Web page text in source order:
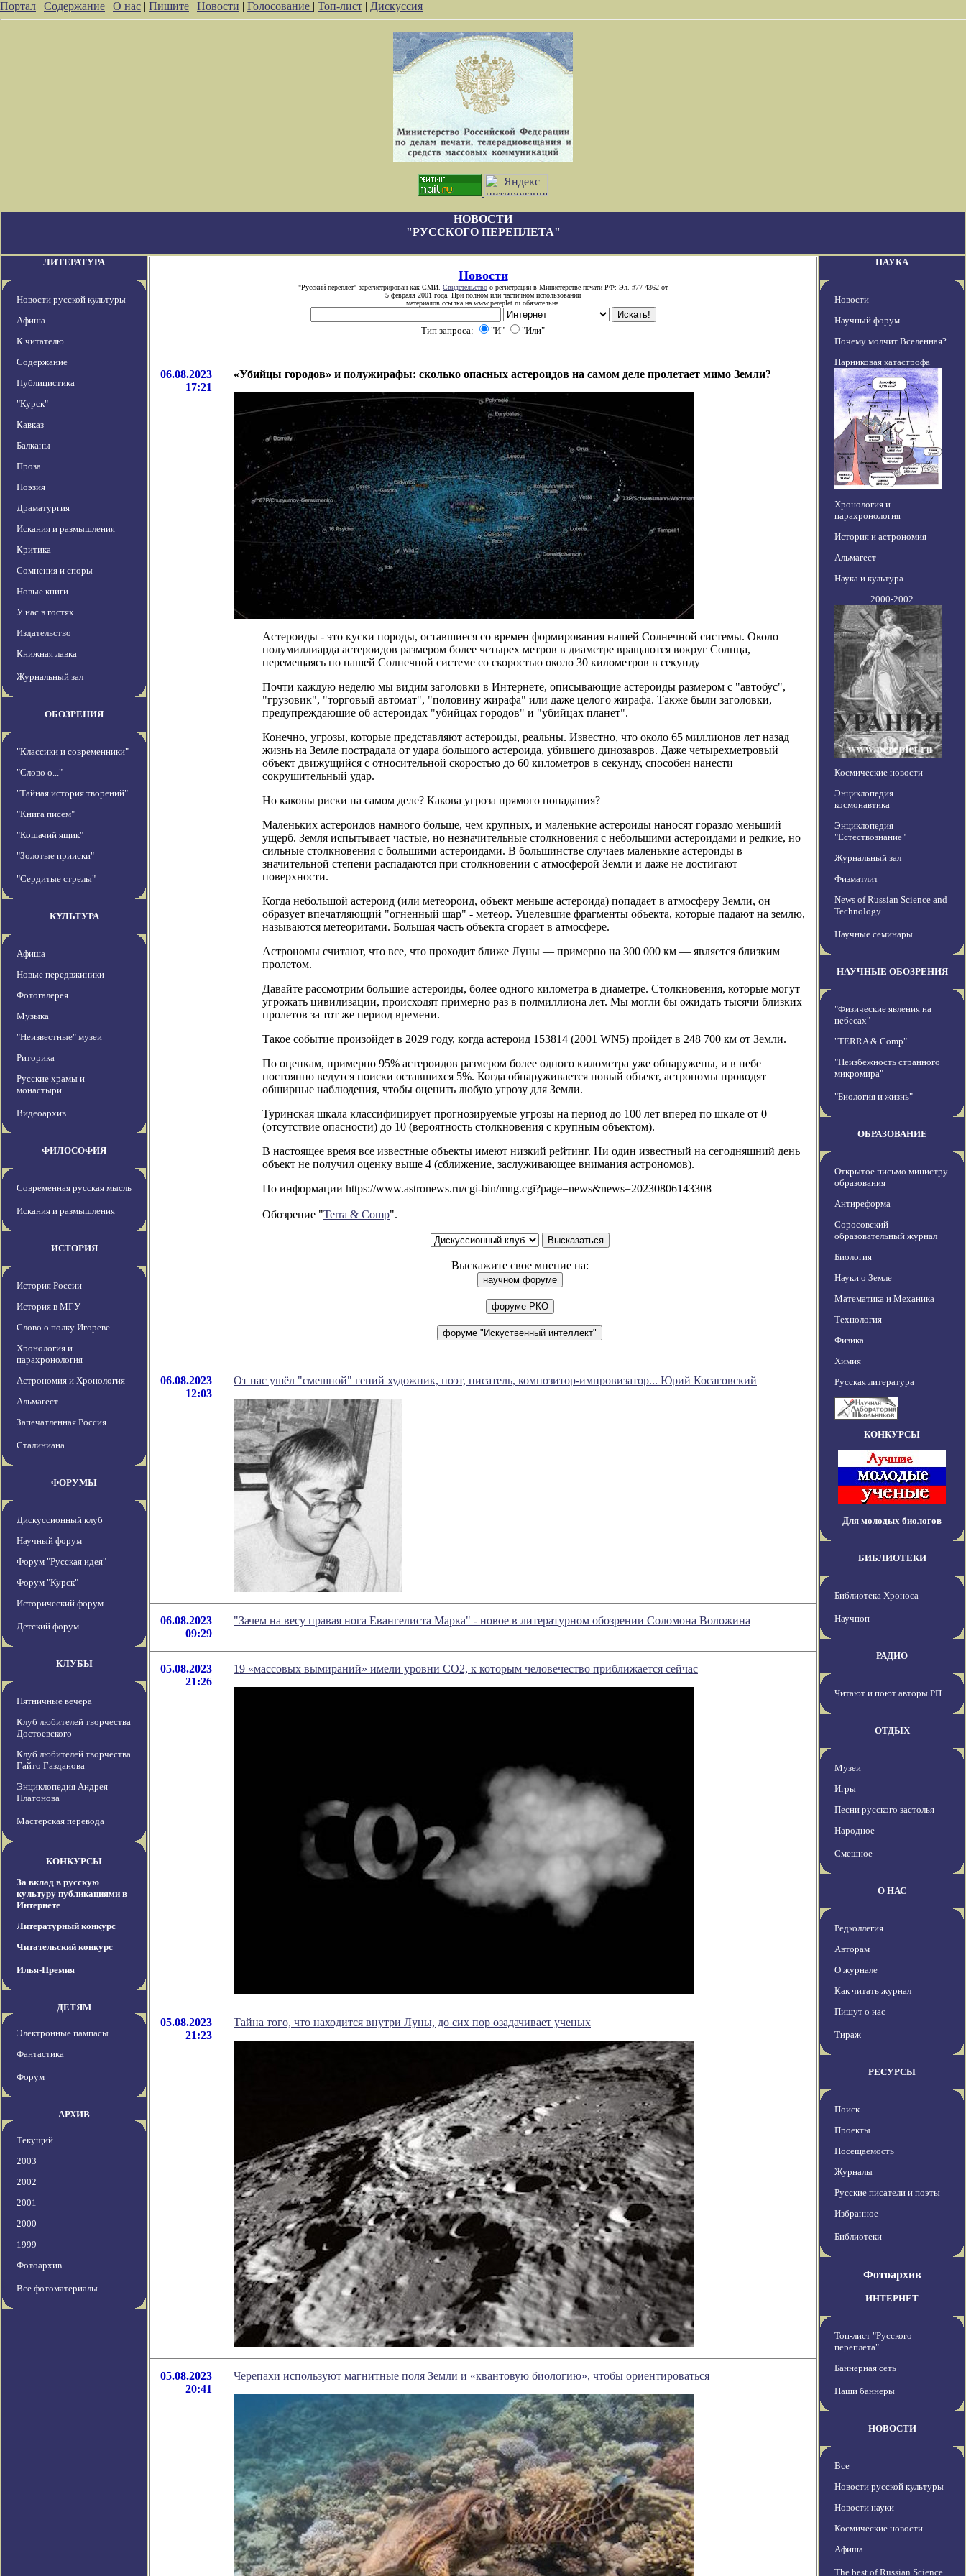
Портал | Содержание | О нас | Пишите | Новости | Голосование | Топ-лист | Дискуссия
НОВОСТИ
"РУССКОГО ПЕРЕПЛЕТА"
ЛИТЕРАТУРА
Новости русской культуры
Афиша
К читателю
Содержание
Публицистика
"Курск"
Кавказ
Балканы
Проза
Поэзия
Драматургия
Искания и размышления
Критика
Сомнения и споры
Новые книги
У нас в гостях
Издательство
Книжная лавка
Журнальный зал
ОБОЗРЕНИЯ
"Классики и современники"
"Слово о..."
"Тайная история творений"
"Книга писем"
"Кошачий ящик"
"Золотые прииски"
"Сердитые стрелы"
КУЛЬТУРА
Афиша
Новые передвжиники
Фотогалерея
Музыка
"Неизвестные" музеи
Риторика
Русские храмы и
монастыри
Видеоархив
ФИЛОСОФИЯ
Современная русская мысль
Искания и размышления
ИСТОРИЯ
История России
История в МГУ
Слово о полку Игореве
Хронология и
парахронология
Астрономия и Хронология
Альмагест
Запечатленная Россия
Сталиниана
ФОРУМЫ
Дискуссионный клуб
Научный форум
Форум "Русская идея"
Форум "Курск"
Исторический форум
Детский форум
КЛУБЫ
Пятничные вечера
Клуб любителей творчества
Достоевского
Клуб любителей творчества
Гайто Газданова
Энциклопедия Андрея
Платонова
Мастерская перевода
КОНКУРСЫ
За вклад в русскую
культуру публикациями в
Интернете
Литературный конкурс
Читательский конкурс
Илья-Премия
ДЕТЯМ
Электронные пампасы
Фантастика
Форум
АРХИВ
Текущий
2003
2002
2001
2000
1999
Фотоархив
Все фотоматериалы
Новости
"Русский переплет" зарегистрирован как СМИ. Свидетельство о регистрации в Министерстве печати РФ: Эл. #77-4362 от
5 февраля 2001 года. При полном или частичном использовании
материалов ссылка на www.pereplet.ru обязательна.
Тип запроса: "И" "Или"
06.08.2023
17:21
«Убийцы городов» и полужирафы: сколько опасных астероидов на самом деле пролетает мимо Земли?
Астероиды - это куски породы, оставшиеся со времен формирования нашей Солнечной системы. Около
полумиллиарда астероидов размером более четырех метров в диаметре вращаются вокруг Солнца,
перемещаясь по нашей Солнечной системе со скоростью около 30 километров в секунду
Почти каждую неделю мы видим заголовки в Интернете, описывающие астероиды размером с "автобус",
"грузовик", "торговый автомат", "половину жирафа" или даже целого жирафа. Также были заголовки,
предупреждающие об астероидах "убийцах городов" и "убийцах планет".
Конечно, угрозы, которые представляют астероиды, реальны. Известно, что около 65 миллионов лет назад
жизнь на Земле пострадала от удара большого астероида, убившего динозавров. Даже четырехметровый
объект движущийся с относительной скоростью до 60 километров в секунду, способен нанести
сокрушительный удар.
Но каковы риски на самом деле? Какова угроза прямого попадания?
Маленьких астероидов намного больше, чем крупных, и маленькие астероиды наносят гораздо меньший
ущерб. Земля испытывает частые, но незначительные столкновения с небольшими астероидами и редкие, но
сильные столкновения с большими астероидами. В большинстве случаев маленькие астероиды в
значительной степени распадаются при столкновении с атмосферой Земли и даже не достигают
поверхности.
Когда небольшой астероид (или метеороид, объект меньше астероида) попадает в атмосферу Земли, он
образует впечатляющий "огненный шар" - метеор. Уцелевшие фрагменты объекта, которые падают на землю,
называются метеоритами. Большая часть объекта сгорает в атмосфере.
Астрономы считают, что все, что проходит ближе Луны — примерно на 300 000 км — является близким
пролетом.
Давайте рассмотрим большие астероиды, более одного километра в диаметре. Столкновения, которые могут
угрожать цивилизации, происходят примерно раз в полмиллиона лет. Мы могли бы ожидать тысячи близких
пролетов за тот же период времени.
Такое событие произойдет в 2029 году, когда астероид 153814 (2001 WN5) пройдет в 248 700 км от Земли.
По оценкам, примерно 95% астероидов размером более одного километра уже обнаружены, и в небе
постоянно ведутся поиски оставшихся 5%. Когда обнаруживается новый объект, астрономы проводят
обширные наблюдения, чтобы оценить любую угрозу для Земли.
Туринская шкала классифицирует прогнозируемые угрозы на период до 100 лет вперед по шкале от 0
(отсутствие опасности) до 10 (вероятность столкновения с крупным объектом).
В настоящее время все известные объекты имеют низкий рейтинг. Ни один известный на сегодняшний день
объект не получил оценку выше 4 (сближение, заслуживающее внимания астрономов).
По информации https://www.astronews.ru/cgi-bin/mng.cgi?page=news&news=20230806143308
Обозрение "Terra & Comp".
Выскажите свое мнение на:
06.08.2023
12:03
От нас ушёл "смешной" гений художник, поэт, писатель, композитор-импровизатор... Юрий Косаговский
06.08.2023
09:29
"Зачем на весу правая нога Евангелиста Марка" - новое в литературном обозрении Соломона Воложина
05.08.2023
21:26
19 «массовых вымираний» имели уровни CO2, к которым человечество приближается сейчас
05.08.2023
21:23
Тайна того, что находится внутри Луны, до сих пор озадачивает ученых
05.08.2023
20:41
Черепахи используют магнитные поля Земли и «квантовую биологию», чтобы ориентироваться
НАУКА
Новости
Научный форум
Почему молчит Вселенная?
Парниковая катастрофа
Хронология и
парахронология
История и астрономия
Альмагест
Наука и культура
2000-2002
Космические новости
Энциклопедия
космонавтика
Энциклопедия
"Естествознание"
Журнальный зал
Физматлит
News of Russian Science and
Technology
Научные семинары
НАУЧНЫЕ ОБОЗРЕНИЯ
"Физические явления на
небесах"
"TERRA & Comp"
"Неизбежность странного
микромира"
"Биология и жизнь"
ОБРАЗОВАНИЕ
Открытое письмо министру
образования
Антиреформа
Соросовский
образовательный журнал
Биология
Науки о Земле
Математика и Механика
Технология
Физика
Химия
Русская литература
КОНКУРСЫ
Для молодых биологов
БИБЛИОТЕКИ
Библиотека Хроноса
Научпоп
РАДИО
Читают и поют авторы РП
ОТДЫХ
Музеи
Игры
Песни русского застолья
Народное
Смешное
О НАС
Редколлегия
Авторам
О журнале
Как читать журнал
Пишут о нас
Тираж
РЕСУРСЫ
Поиск
Проекты
Посещаемость
Журналы
Русские писатели и поэты
Избранное
Библиотеки
Фотоархив
ИНТЕРНЕТ
Топ-лист "Русского
переплета"
Баннерная сеть
Наши баннеры
НОВОСТИ
Все
Новости русской культуры
Новости науки
Космические новости
Афиша
The best of Russian Science